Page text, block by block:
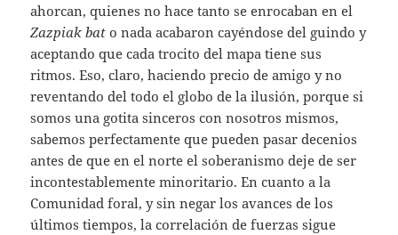
ahorcan, quienes no hace tanto se enrocaban en el
Zazpiak bat o nada acabaron cayéndose del guindo y
aceptando que cada trocito del mapa tiene sus
ritmos. Eso, claro, haciendo precio de amigo y no
reventando del todo el globo de la ilusión, porque si
somos una gotita sinceros con nosotros mismos,
sabemos perfectamente que pueden pasar decenios
antes de que en el norte el soberanismo deje de ser
incontestablemente minoritario. En cuanto a la
Comunidad foral, y sin negar los avances de los
últimos tiempos, la correlación de fuerzas sigue